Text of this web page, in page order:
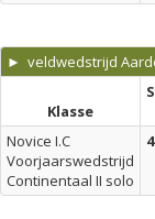
► veldwedstrijd
Klasse
Novice I.C
Voorjaarswedstrijd
Continentaal II solo
4